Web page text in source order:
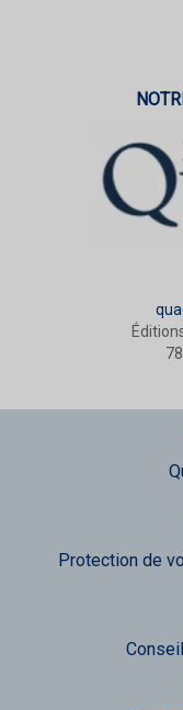
Protection de